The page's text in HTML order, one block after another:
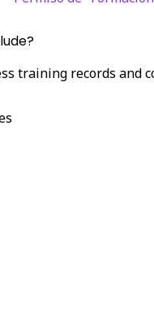
training records and